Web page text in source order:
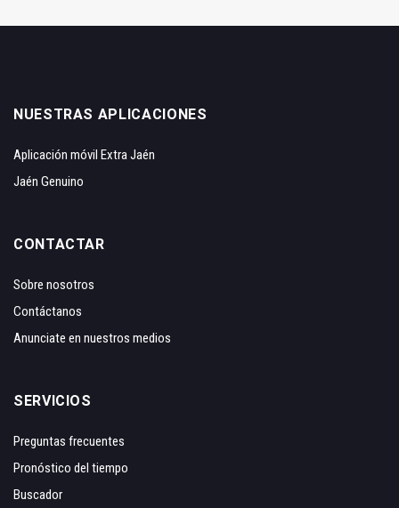
NUESTRAS APLICACIONES
Aplicación móvil Extra Jaén
Jaén Genuino
CONTACTAR
Sobre nosotros
Contáctanos
Anunciate en nuestros medios
SERVICIOS
Preguntas frecuentes
Pronóstico del tiempo
Buscador